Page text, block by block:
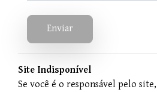
Enviar
Site Indisponível
Se você é o responsável pelo